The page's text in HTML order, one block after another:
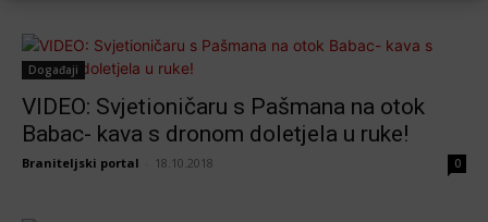
Događaji
VIDEO: Svjetioničaru s Pašmana na otok
Babac- kava s dronom doletjela u ruke!
Braniteljski portal 18.10.2018 0